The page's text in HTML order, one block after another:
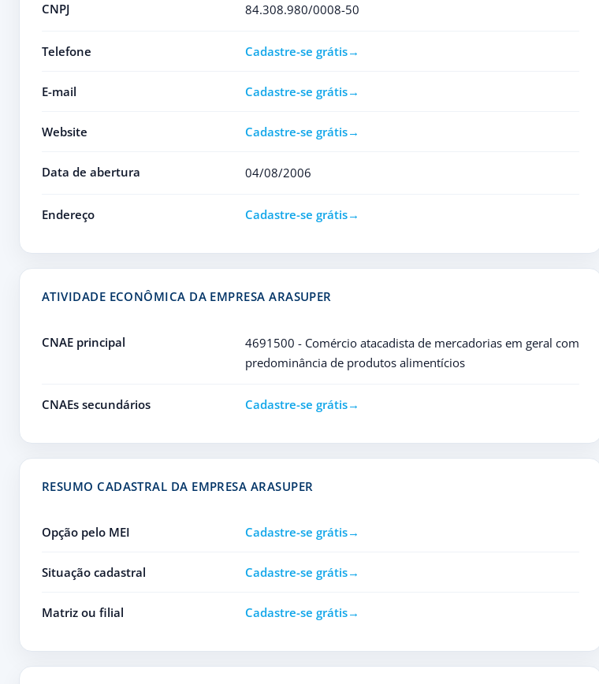
CNPJ 84.308.980/0008-50
Telefone Cadastre-se grátis
E-mail Cadastre-se grátis
Website Cadastre-se grátis
Data de abertura 04/08/2006
Endereço Cadastre-se grátis
ATIVIDADE ECONÔMICA DA EMPRESA ARASUPER
CNAE principal
4691500 - Comércio atacadista de mercadorias em geral com
predominância de produtos alimentícios
CNAEs secundários Cadastre-se grátis
RESUMO CADASTRAL DA EMPRESA ARASUPER
Opção pelo MEI Cadastre-se grátis
Situação cadastral Cadastre-se grátis
Matriz ou filial Cadastre-se grátis